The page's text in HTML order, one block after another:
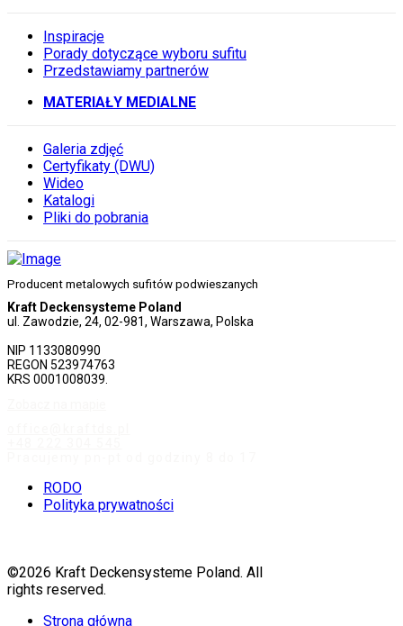
Inspiracje
Porady dotyczące wyboru sufitu
Przedstawiamy partnerów
MATERIAŁY MEDIALNE
Galeria zdjęć
Certyfikaty (DWU)
Wideo
Katalogi
Pliki do pobrania
Producent metalowych sufitów podwieszanych
Kraft Deckensysteme Poland
ul. Zawodzie, 24, 02-981, Warszawa, Polska
NIP 1133080990
REGON 523974763
KRS 0001008039.
RODO
Polityka prywatności
©2026 Kraft Deckensysteme Poland. All
rights reserved.
Strona główna